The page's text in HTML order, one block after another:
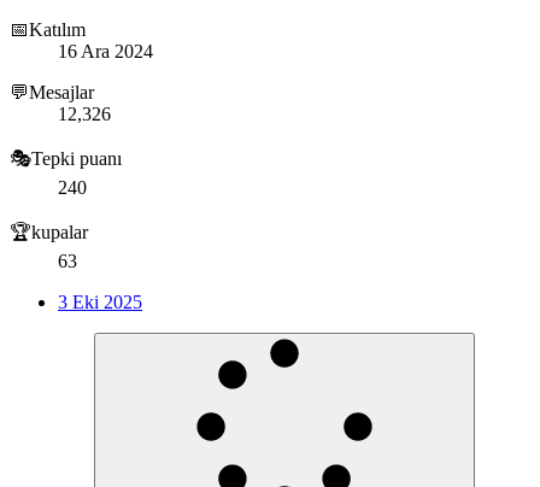
📅Katılım
16 Ara 2024
💬Mesajlar
12,326
🎭Tepki puanı
240
🏆kupalar
63
3 Eki 2025